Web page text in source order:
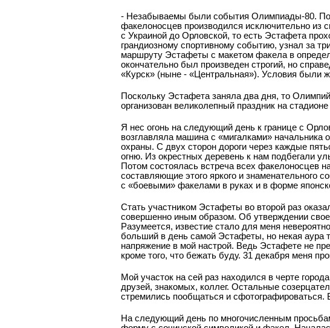
- Незабываемы были события Олимпиады-80. По
факелоносцев производился исключительно из
с Украиной до Орловской, то есть Эстафета
грандиозному спортивному событию, узнал за
маршруту Эстафеты с макетом факела в
окончательно был произведен строгий, но
«Курск» (ныне - «Центральная»). Условия были
Поскольку Эстафета заняла два дня, то
организован великолепный праздник на
Я нес огонь на следующий день к границе с
возглавляла машина с «мигалками»
охраны. С двух сторон дороги через каждые
огню. Из окрестных деревень к нам подбегали
Потом состоялась встреча всех факелоносцев
составляющие этого яркого и
с «боевыми» факелами в руках и в форме
Стать участником Эстафеты во второй раз
совершенно иным образом. Об утверждении
Разумеется, известие стало для меня
больший в день самой Эстафеты, но некая аура
напряжение в мой настрой. Ведь Эстафете не
кроме того, что бежать буду. 31 декабря меня
Мой участок на сей раз находился в черте
друзей, знакомых, коллег. Остальные
стремились пообщаться и сфотографироваться.
На следующий день по многочисленным